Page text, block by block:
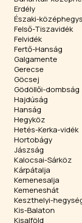
Erdély
Északi-
Felső-Tiszavidék
Felvidék
Fertő-Hanság
Galgamente
Gerecse
Göcsej
Gödöllői-dombság
Hajdúság
Hanság
Hegyköz
Hetés-Kerka-vidék
Hortobágy
Jászság
Kalocsai-Sárköz
Kárpátalja
Kemenesalja
Kemeneshát
Keszthelyi-
Kis-Balaton
Kisalföld